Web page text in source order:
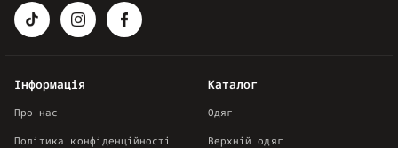
Каталог
Одяг
Верхній одяг
Інформація
Про нас
Політика конфіденційності